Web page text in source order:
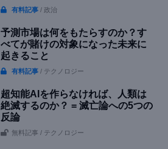
有料記事 / 政治
予測市場は何をもたらすのか？す
べてが賭けの対象になった未来に
起きること
有料記事 / テクノロジー
超知能AIを作らなければ、人類は
絶滅するのか？ = 滅亡論への5つの
反論
無料記事 / テクノロジー